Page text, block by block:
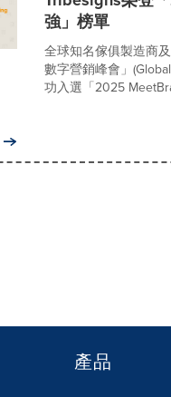
強」榜單
全球知名傢俱製造商
數字營銷峰會」
功入選「2025
產品